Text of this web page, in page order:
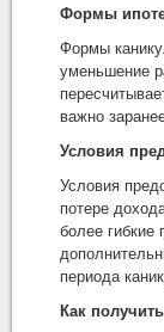
Формы
Формы
уменьшение
важно
Условия
Условия
потере
более
периода
Как